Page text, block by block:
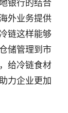
银行的结合
外业务提供
链这样能够
储管理到市
给冷链食材
力企业更加